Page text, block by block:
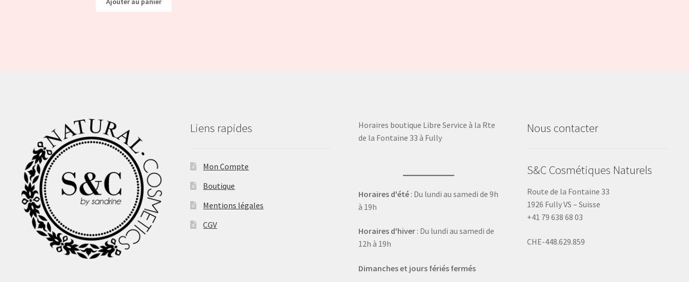
Liens rapides
Mon Compte
Boutique
Mentions légales
CGV
Horaires boutique Libre Service à la Rte
de la Fontaine 33 à Fully
Horaires d'été : Du lundi au samedi de 9h
à 19h
Horaires d'hiver : Du lundi au samedi de
12h à 19h
Dimanches et jours fériés fermés
Nous contacter
S&C Cosmétiques Naturels
Route de la Fontaine 33
1926 Fully VS – Suisse
+41 79 638 68 03
CHE-448.629.859